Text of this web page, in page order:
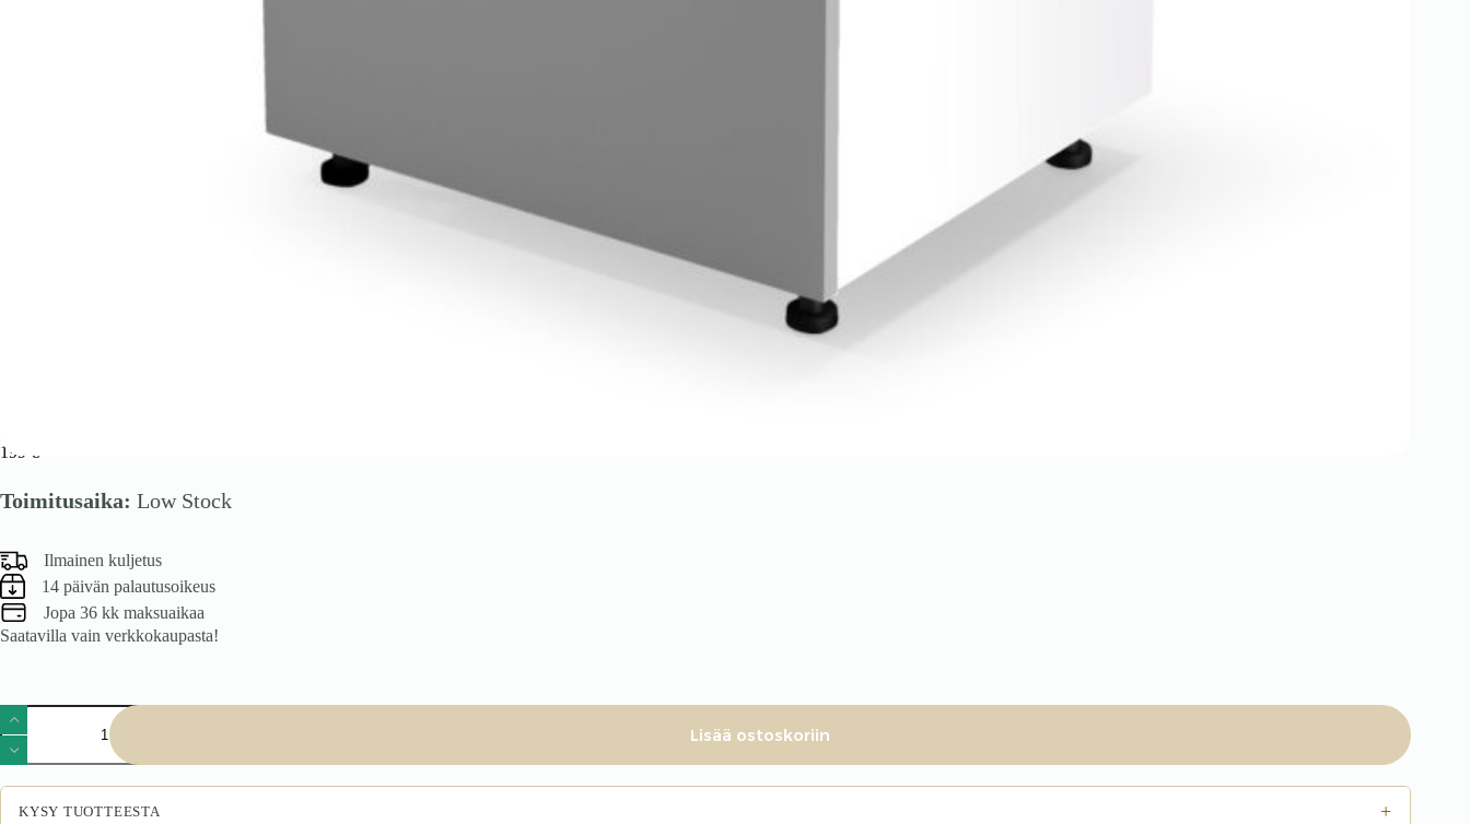
199 €
Toimitusaika: Low Stock
Ilmainen kuljetus
14 päivän palautusoikeus
Jopa 36 kk maksuaikaa
Saatavilla vain verkkokaupasta!
VENTO
D-
60/82
alakaappi,
väri:
valkoinen
Lisää ostoskoriin
KYSY TUOTTEESTA +